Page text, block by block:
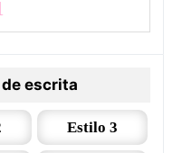
escrita
Estilo 3